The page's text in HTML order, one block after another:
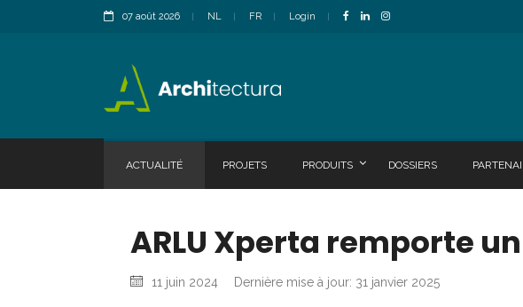
07 août 2026 NL FR Login
ACTUALITÉ PROJETS PRODUITS DOSSIERS
ARLU Xperta remporte
11 juin 2024 Dernière mise à jour: 31 janvier 2025